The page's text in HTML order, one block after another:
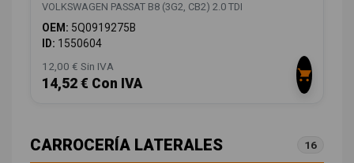
VOLKSWAGEN PASSAT B8 (3G2, CB2) 2.0 TDI
OEM: 5Q0919275B
ID: 1550604
12,00 € Sin IVA
14,52 € Con IVA
CARROCERÍA LATERALES 16